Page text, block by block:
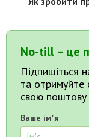
No-till – це
Підпишіться
та отримуйте
свою поштову
Ваше ім'я